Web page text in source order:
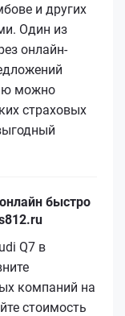
и других
Один из
онлайн-
можно
страховых
быстро
Q7 в
компаний на
стоимость